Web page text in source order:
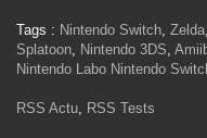
Tags : Nintendo Switch, Zelda,
Splatoon, Nintendo 3DS,
Nintendo Labo Nintendo
RSS Actu, RSS Tests